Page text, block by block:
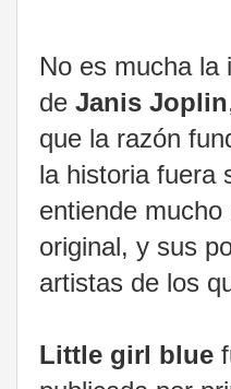
No es mucha la
de Janis Joplin
que la razón
la historia fuera
entiende
original, y sus
artistas de los
Little girl blue